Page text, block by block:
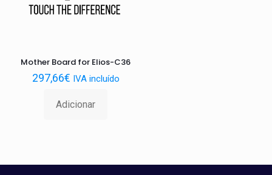
Mother Board for Elios-C36
297,66€ IVA incluído
Adicionar